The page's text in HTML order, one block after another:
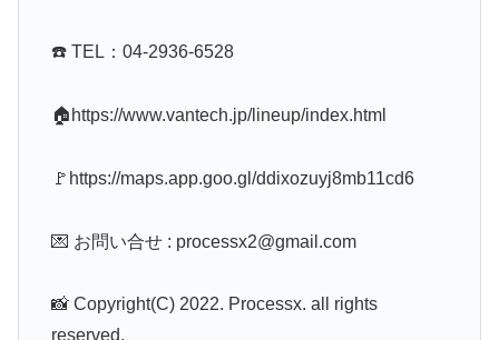
☎️ TEL：04-2936-6528
🏠https://www.vantech.jp/lineup/index.html
🚩https://maps.app.goo.gl/ddixozuyj8mb11cd6
💌 お問い合せ : processx2@gmail.com
📸 Copyright(C) 2022. Processx. all rights
reserved.